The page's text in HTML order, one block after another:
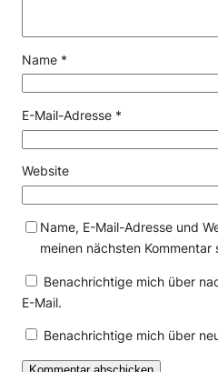
Name *
E-Mail-Adresse *
Website
Name, E-Mail-Adresse und
meinen nächsten Kommentar
Benachrichtige mich über
E-Mail.
Benachrichtige mich über